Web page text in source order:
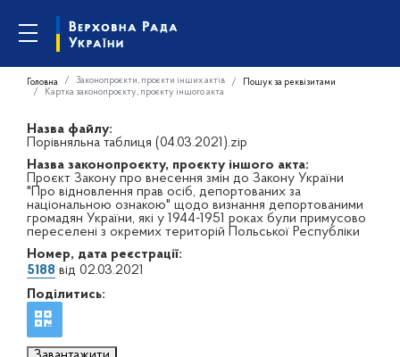
Головна Законопроєкти, проєкти інших актів
Пошук за реквізитами
Картка законопроєкту, проєкту іншого акта
Назва файлу:
Порівняльна таблиця (04.03.2021).zip
Назва законопроєкту, проєкту іншого акта:
Проєкт Закону про внесення змін до Закону України
"Про відновлення прав осіб, депортованих за
національною ознакою" щодо визнання депортованими
громадян України, які у 1944-1951 роках були примусово
переселені з окремих територій Польської Республіки
Номер, дата реєстрації:
5188 від 02.03.2021
Поділитись: